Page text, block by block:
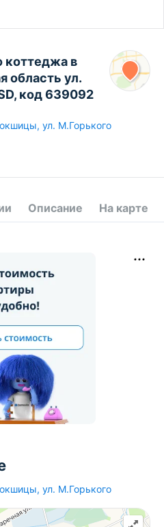
коттеджа в
область ул.
код 639092
, ул. М.Горького
Описание На карте
, ул. М.Горького